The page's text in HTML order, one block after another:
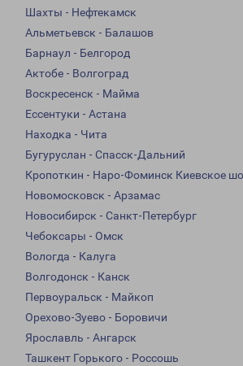
Шахты - Нефтекамск
Альметьевск - Балашов
Барнаул - Белгород
Актобе - Волгоград
Воскресенск - Майма
Ессентуки - Астана
Находка - Чита
Бугуруслан - Спасск-Дальний
Кропоткин - Наро-Фоминск Киевское
Новомосковск - Арзамас
Новосибирск - Санкт-Петербург
Чебоксары - Омск
Вологда - Калуга
Волгодонск - Канск
Первоуральск - Майкоп
Орехово-Зуево - Боровичи
Ярославль - Ангарск
Ташкент Горького - Россошь